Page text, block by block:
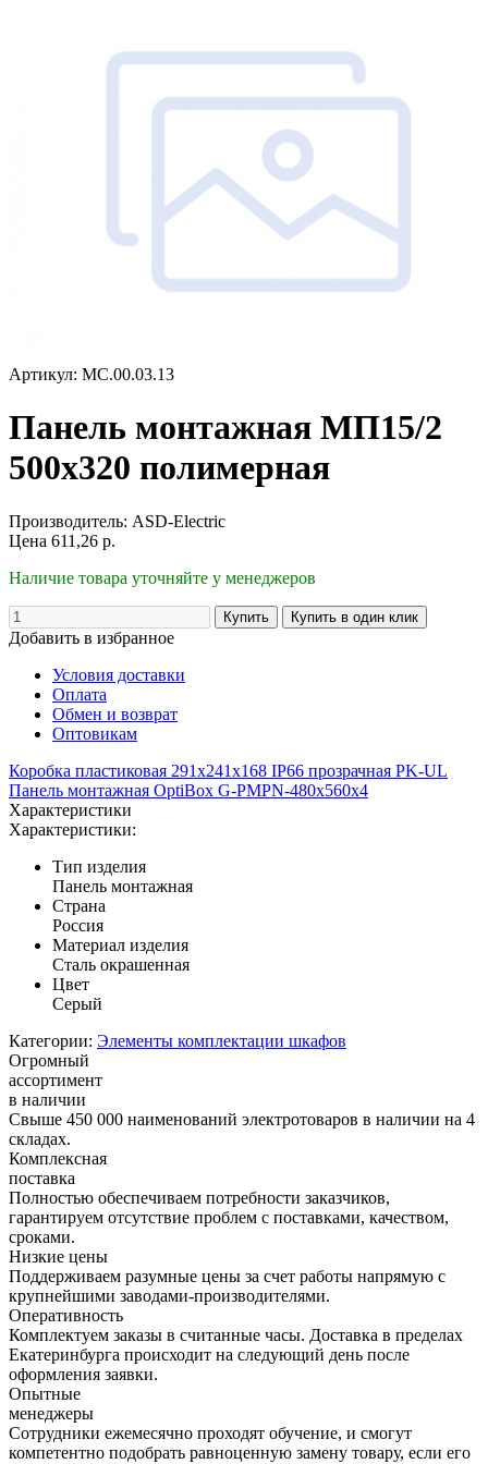
Артикул: МС.00.03.13
Панель монтажная МП15/2
500х320 полимерная
Производитель: ASD-Electric
Цена 611,26 р.
Наличие товара уточняйте у менеджеров
Добавить в избранное
Условия доставки
Оплата
Обмен и возврат
Оптовикам
Коробка пластиковая 291х241х168 IP66 прозрачная PK-UL
Панель монтажная OptiBox G-PMPN-480x560x4
Характеристики
Характеристики:
Тип изделия
Панель монтажная
Страна
Россия
Материал изделия
Сталь окрашенная
Цвет
Серый
Категории: Элементы комплектации шкафов
Огромный
ассортимент
в наличии
Свыше 450 000 наименований электротоваров в наличии на 4
складах.
Комплексная
поставка
Полностью обеспечиваем потребности заказчиков,
гарантируем отсутствие проблем с поставками, качеством,
сроками.
Низкие цены
Поддерживаем разумные цены за счет работы напрямую с
крупнейшими заводами-производителями.
Оперативность
Комплектуем заказы в считанные часы. Доставка в пределах
Екатеринбурга происходит на следующий день после
оформления заявки.
Опытные
менеджеры
Сотрудники ежемесячно проходят обучение, и смогут
компетентно подобрать равноценную замену товару, если его